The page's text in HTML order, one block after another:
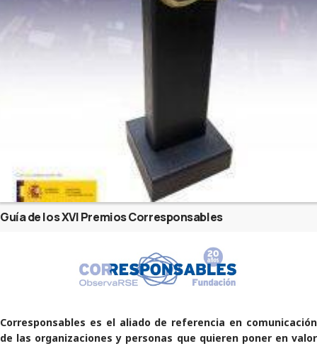
Guía de los XVI Premios Corresponsables
Corresponsables es el aliado de referencia en comunicación
de las organizaciones y personas que quieren poner en valor